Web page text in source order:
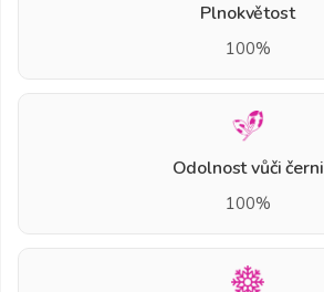
Plnokvětost
100%
Odolnost vůči černi
100%